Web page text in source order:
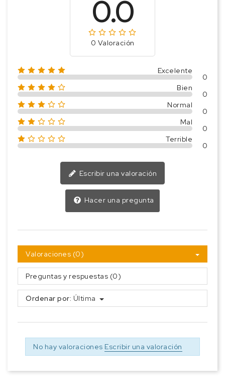
0.0
0 Valoración
Excelente
0
Bien
0
Normal
0
Mal
0
Terrible
0
Escribir una valoración
Hacer una pregunta
Valoraciones (0)
Preguntas y respuestas (0)
Ordenar por: Última
No hay valoraciones Escribir una valoración